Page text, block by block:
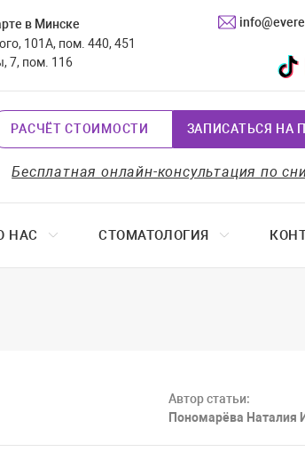
в Минске
101А, пом. 440, 451
7, пом. 116
РАСЧЁТ СТОИМОСТИ ЗАПИСАТЬСЯ НА
Бесплатная онлайн-консультация по
НАС СТОМАТОЛОГИЯ
Автор статьи:
Пономарёва Наталия